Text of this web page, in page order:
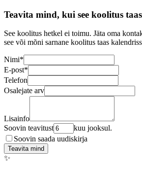
Teavita mind, kui see koolitus
See koolitus hetkel ei toimu. Jäta oma
see või mõni sarnane koolitus taas
Nimi*
E-post*
Telefon
Osalejate arv
Lisainfo
Soovin teavitust
kuu jooksul.
Soovin saada uudiskirja
Teavita mind
✨